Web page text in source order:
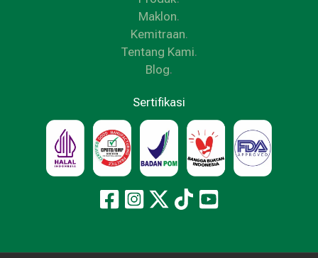
Maklon.
Kemitraan.
Tentang Kami.
Blog.
Sertifikasi